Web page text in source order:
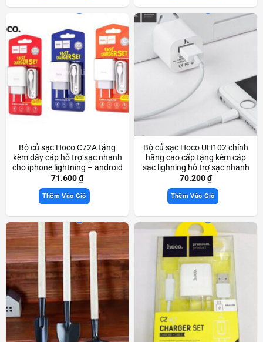
Bộ củ sạc Hoco C72A tặng
kèm dây cáp hỗ trợ sạc nhanh
cho iphone lightning – android
– micro usb type-c Scd3564
71.600₫
Thêm Vào Giỏ
Bộ củ sạc Hoco UH102 chính
hãng cao cấp tặng kèm cáp
sạc lighning hỗ trợ sạc nhanh
Scd3252
70.200₫
Thêm Vào Giỏ